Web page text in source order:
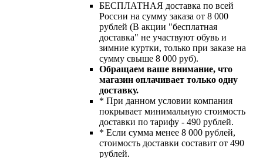
БЕСПЛАТНАЯ доставка по всей
России на сумму заказа от 8 000
рублей (В акции "бесплатная
доставка" не участвуют обувь и
зимние куртки, только при заказе на
сумму свыше 8 000 руб).
Обращаем ваше внимание, что
магазин оплачивает только одну
доставку.
* При данном условии компания
покрывает минимальную стоимость
доставки по тарифу - 490 рублей.
* Если сумма менее 8 000 рублей,
стоимость доставки составит от 490
рублей.